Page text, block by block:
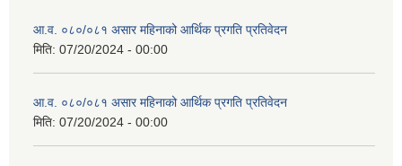
आ.व. ०८०/०८१ असार महिनाको आर्थिक प्रगति प्रतिवेदन
मिति: 07/20/2024 - 00:00
आ.व. ०८०/०८१ असार महिनाको आर्थिक प्रगति प्रतिवेदन
मिति: 07/20/2024 - 00:00